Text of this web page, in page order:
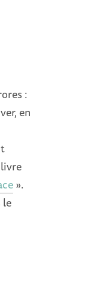
:
en
».
le